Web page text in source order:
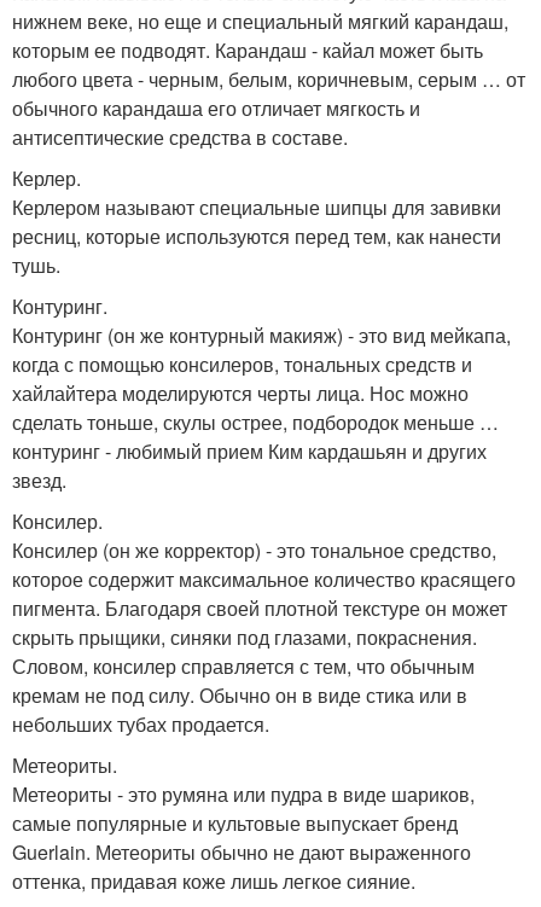
нижнем веке, но еще и специальный мягкий карандаш,
которым ее подводят. Карандаш - кайал может быть
любого цвета - черным, белым, коричневым, серым … от
обычного карандаша его отличает мягкость и
антисептические средства в составе.
Керлер.
Керлером называют специальные шипцы для завивки
ресниц, которые используются перед тем, как нанести
тушь.
Контуринг.
Контуринг (он же контурный макияж) - это вид мейкапа,
когда с помощью консилеров, тональных средств и
хайлайтера моделируются черты лица. Нос можно
сделать тоньше, скулы острее, подбородок меньше …
контуринг - любимый прием Ким кардашьян и других
звезд.
Консилер.
Консилер (он же корректор) - это тональное средство,
которое содержит максимальное количество красящего
пигмента. Благодаря своей плотной текстуре он может
скрыть прыщики, синяки под глазами, покраснения.
Словом, консилер справляется с тем, что обычным
кремам не под силу. Обычно он в виде стика или в
небольших тубах продается.
Метеориты.
Метеориты - это румяна или пудра в виде шариков,
самые популярные и культовые выпускает бренд
Guerlain. Метеориты обычно не дают выраженного
оттенка, придавая коже лишь легкое сияние.